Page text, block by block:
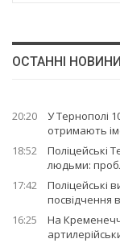
ОСТАННІ НОВИНИ
20:20
У Тернополі
отримають
18:52
Поліцейські
людьми:
17:42
Поліцейські
посвідчення
16:25
На